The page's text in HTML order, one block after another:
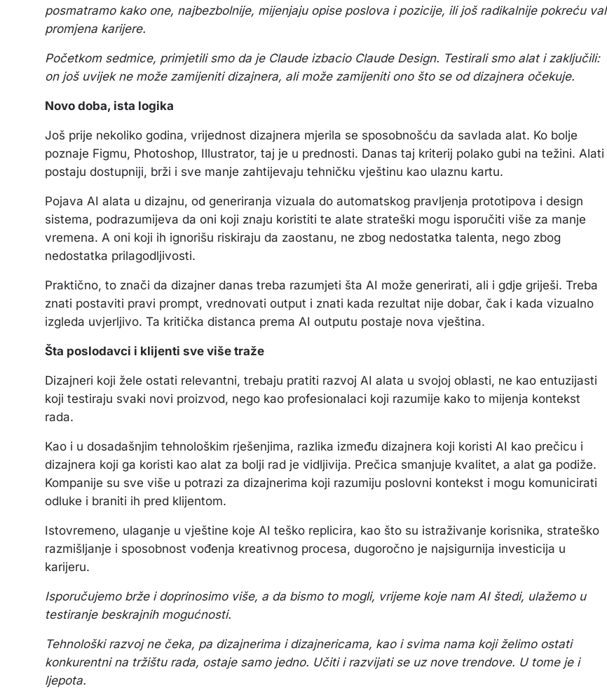
posmatramo kako one, najbezbolnije, mijenjaju opise poslova i pozicije, ili još radikalnije pokreću val
promjena karijere.
Početkom sedmice, primjetili smo da je Claude izbacio Claude Design. Testirali smo alat i zaključili:
on još uvijek ne može zamijeniti dizajnera, ali može zamijeniti ono što se od dizajnera očekuje.
Novo doba, ista logika
Još prije nekoliko godina, vrijednost dizajnera mjerila se sposobnošću da savlada alat. Ko bolje
poznaje Figmu, Photoshop, Illustrator, taj je u prednosti. Danas taj kriterij polako gubi na težini. Alati
postaju dostupniji, brži i sve manje zahtijevaju tehničku vještinu kao ulaznu kartu.
Pojava AI alata u dizajnu, od generiranja vizuala do automatskog pravljenja prototipova i design
sistema, podrazumijeva da oni koji znaju koristiti te alate strateški mogu isporučiti više za manje
vremena. A oni koji ih ignorišu riskiraju da zaostanu, ne zbog nedostatka talenta, nego zbog
nedostatka prilagodljivosti.
Praktično, to znači da dizajner danas treba razumjeti šta AI može generirati, ali i gdje griješi. Treba
znati postaviti pravi prompt, vrednovati output i znati kada rezultat nije dobar, čak i kada vizualno
izgleda uvjerljivo. Ta kritička distanca prema AI outputu postaje nova vještina.
Šta poslodavci i klijenti sve više traže
Dizajneri koji žele ostati relevantni, trebaju pratiti razvoj AI alata u svojoj oblasti, ne kao entuzijasti
koji testiraju svaki novi proizvod, nego kao profesionalaci koji razumije kako to mijenja kontekst
rada.
Kao i u dosadašnjim tehnološkim rješenjima, razlika između dizajnera koji koristi AI kao prečicu i
dizajnera koji ga koristi kao alat za bolji rad je vidljivija. Prečica smanjuje kvalitet, a alat ga podiže.
Kompanije su sve više u potrazi za dizajnerima koji razumiju poslovni kontekst i mogu komunicirati
odluke i braniti ih pred klijentom.
Istovremeno, ulaganje u vještine koje AI teško replicira, kao što su istraživanje korisnika, strateško
razmišljanje i sposobnost vođenja kreativnog procesa, dugoročno je najsigurnija investicija u
karijeru.
Isporučujemo brže i doprinosimo više, a da bismo to mogli, vrijeme koje nam AI štedi, ulažemo u
testiranje beskrajnih mogućnosti.
Tehnološki razvoj ne čeka, pa dizajnerima i dizajnericama, kao i svima nama koji želimo ostati
konkurentni na tržištu rada, ostaje samo jedno. Učiti i razvijati se uz nove trendove. U tome je i
ljepota.